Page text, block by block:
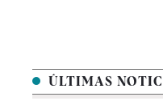
ÚLTIMAS